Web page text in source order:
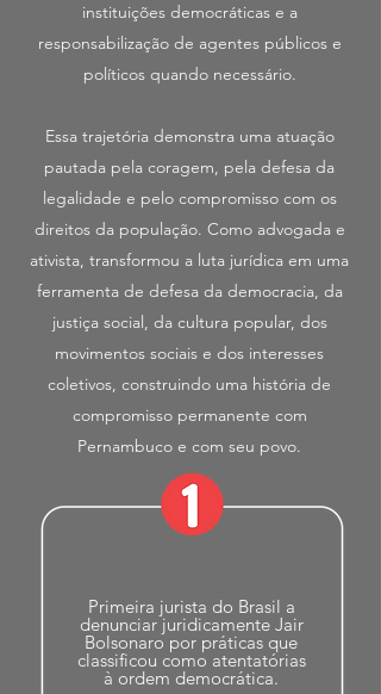
instituições democráticas e a
responsabilização de agentes públicos e
políticos quando necessário.
Essa trajetória demonstra uma atuação
pautada pela coragem, pela defesa da
legalidade e pelo compromisso com os
direitos da população. Como advogada e
ativista, transformou a luta jurídica em uma
ferramenta de defesa da democracia, da
justiça social, da cultura popular, dos
movimentos sociais e dos interesses
coletivos, construindo uma história de
compromisso permanente com
Pernambuco e com seu povo.
Primeira jurista do Brasil a
denunciar juridicamente Jair
Bolsonaro por práticas que
classificou como atentatórias
à ordem democrática.